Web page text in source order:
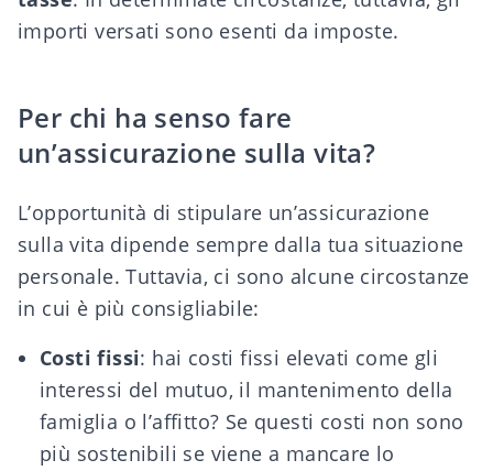
importi versati sono esenti da imposte.
Per chi ha senso fare
un’assicurazione sulla vita?
L’opportunità di stipulare un’assicurazione
sulla vita dipende sempre dalla tua situazione
personale. Tuttavia, ci sono alcune circostanze
in cui è più consigliabile:
Costi fissi: hai costi fissi elevati come gli
interessi del mutuo, il mantenimento della
famiglia o l’affitto? Se questi costi non sono
più sostenibili se viene a mancare lo